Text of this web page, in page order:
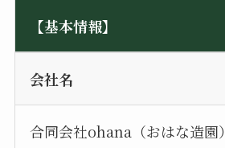
【基本情報】
会社名
合同会社ohana（おはな造園）